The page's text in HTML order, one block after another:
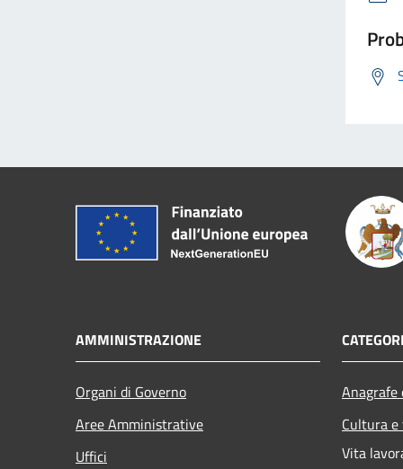
AMMINISTRAZIONE
Organi di Governo
Aree Amministrative
Uffici
Cultura
Vita